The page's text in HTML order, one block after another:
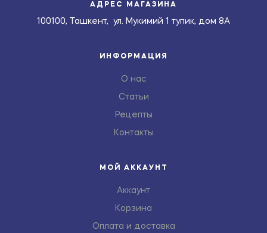
АДРЕС МАГАЗИНА
100100, Ташкент, ул. Мукимий 1 тупик, дом 8А
ИНФОРМАЦИЯ
О нас
Статьи
Рецепты
Контакты
МОЙ АККАУНТ
Аккаунт
Корзина
Оплата и доставка